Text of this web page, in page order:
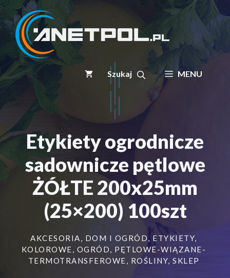
Przejdź
do
treści
MENU
Etykiety ogrodnicze
sadownicze pętlowe
ŻÓŁTE 200x25mm
(25×200) 100szt
AKCESORIA, DOM I OGRÓD, ETYKIETY,
KOLOROWE, OGRÓD, PĘTLOWE-WIĄZANE-
TERMOTRANSFEROWE, ROŚLINY, SKLEP